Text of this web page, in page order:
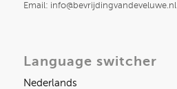
Email: info@bevrijdingvandeveluwe.nl
Language switcher
Nederlands